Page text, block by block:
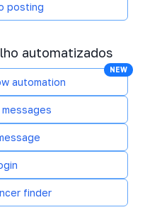
posting
automatizados
NEW
automation
finder